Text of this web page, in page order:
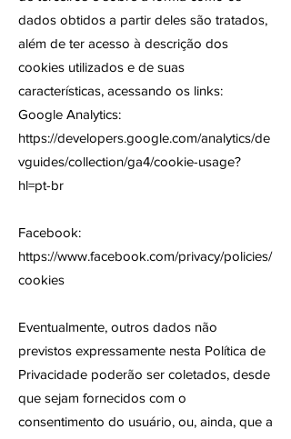
dados obtidos a partir deles são tratados,
além de ter acesso à descrição dos
cookies utilizados e de suas
características, acessando os links:
Google Analytics:
https://developers.google.com/analytics/de
vguides/collection/ga4/cookie-usage?
hl=pt-br
Facebook:
https://www.facebook.com/privacy/policies/
cookies
Eventualmente, outros dados não
previstos expressamente nesta Política de
Privacidade poderão ser coletados, desde
que sejam fornecidos com o
consentimento do usuário, ou, ainda, que a